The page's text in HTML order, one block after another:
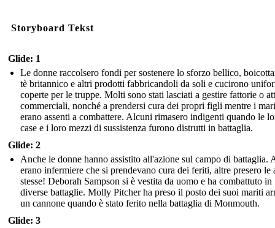
Storyboard Tekst
Glide: 1
Le donne raccolsero fondi per sostenere lo sforzo bellico,
tè britannico e altri prodotti fabbricandoli da soli e cucirono
coperte per le truppe. Molti sono stati lasciati a gestire fattorie o
commerciali, nonché a prendersi cura dei propri figli mentre i
erano assenti a combattere. Alcuni rimasero indigenti quando le
case e i loro mezzi di sussistenza furono distrutti in battaglia.
Glide: 2
Anche le donne hanno assistito all'azione sul campo di battaglia.
erano infermiere che si prendevano cura dei feriti, altre presero le
stesse! Deborah Sampson si è vestita da uomo e ha combattuto in
diverse battaglie. Molly Pitcher ha preso il posto dei suoi mariti
un cannone quando è stato ferito nella battaglia di Monmouth.
Glide: 3